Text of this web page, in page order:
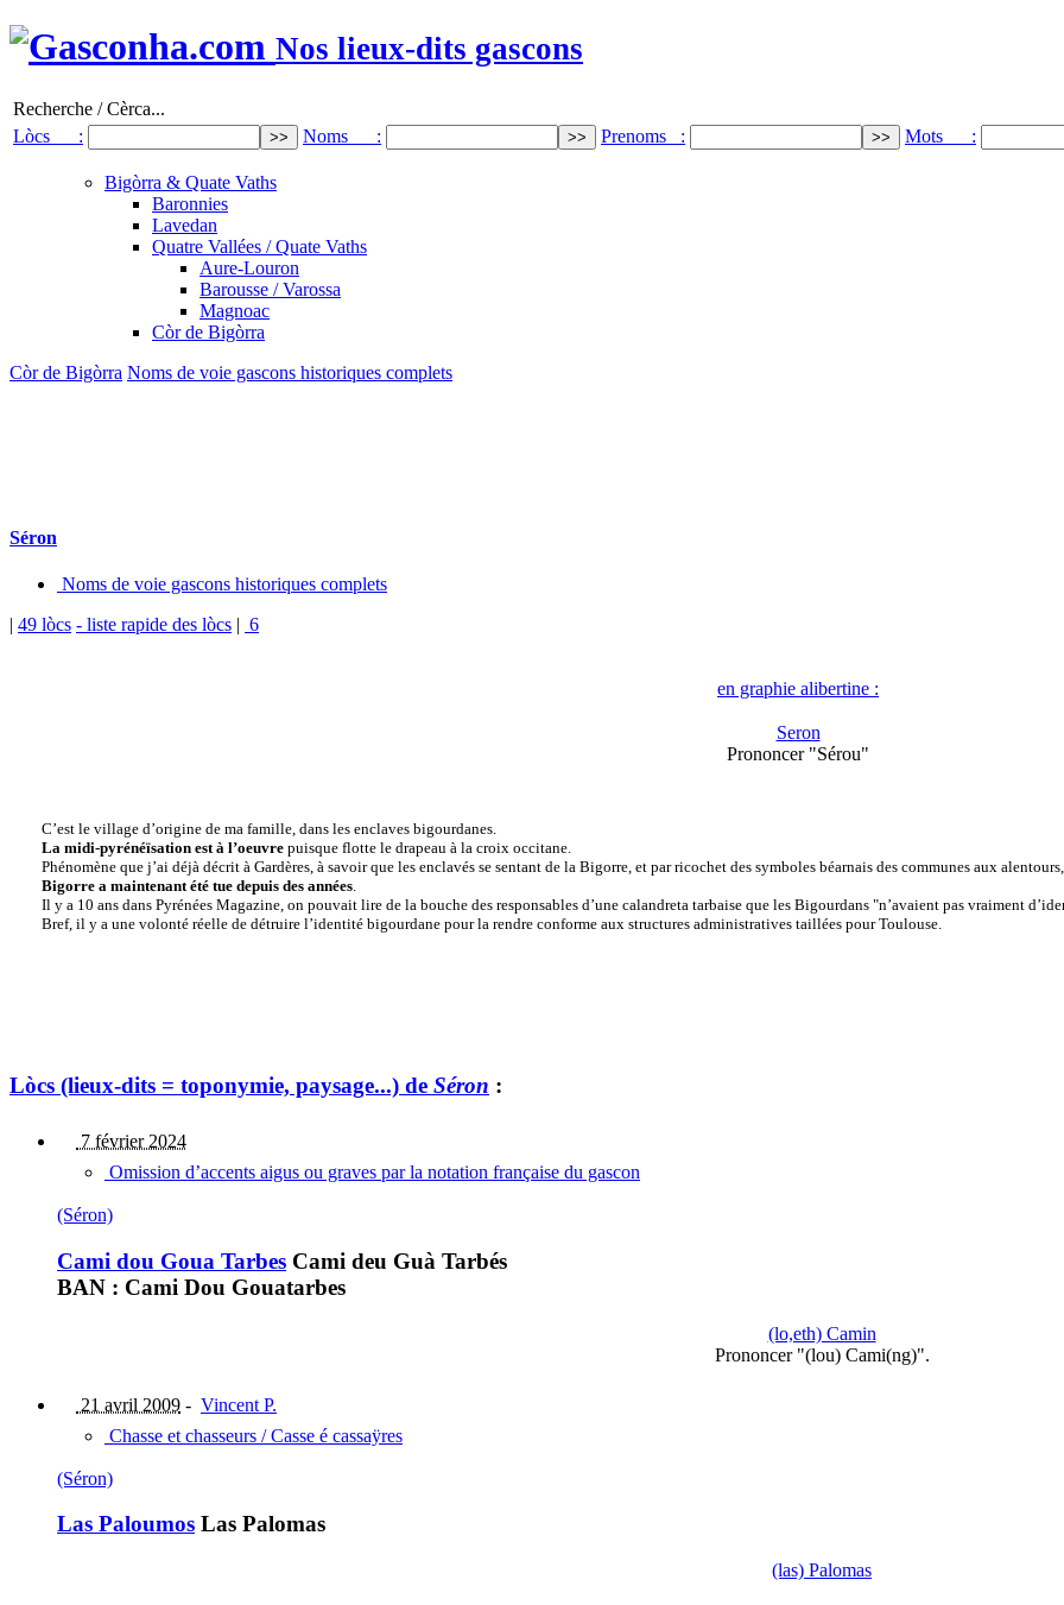
Nos lieux-dits gascons
Recherche / Cèrca...
Lòcs :
Noms : Prenoms : Mots :
Bigòrra & Quate Vaths
Baronnies
Lavedan
Quatre Vallées / Quate Vaths
Aure-Louron
Barousse / Varossa
Magnoac
Còr de Bigòrra
Còr de Bigòrra Noms de voie gascons historiques complets
Séron
Noms de voie gascons historiques complets
| 49 lòcs - liste rapide des lòcs | 6
en graphie alibertine :
Seron
Prononcer "Sérou"
C’est le village d’origine de ma famille, dans les enclaves bigourdanes.
La midi-pyrénéïsation est à l’oeuvrepuisque flotte le drapeau à la croix occitane.
Phénomène que j’ai déjà décrit à Gardères, à savoir que les enclavés se sentant de la Bigorre, et par ricochet des symboles béarnais des communes aux
Bigorre a maintenant été tue depuis des années.
Il y a 10 ans dans Pyrénées Magazine, on pouvait lire de la bouche des responsables d’une calandreta tarbaise que les Bigourdans "n’avaient pas vraiment
Bref, il y a une volonté réelle de détruire l’identité bigourdane pour la rendre conforme aux structures administratives taillées pour Toulouse.
Lòcs (lieux-dits = toponymie, paysage...) de Séron :
7 février 2024
Omission d’accents aigus ou graves par la notation française du gascon
(Séron)
Cami dou Goua Tarbes Cami deu Guà Tarbés
BAN : Cami Dou Gouatarbes
(lo,eth) Camin
Prononcer "(lou) Cami(ng)".
21 avril 2009 - Vincent P.
Chasse et chasseurs / Casse é cassaÿres
(Séron)
Las Paloumos Las Palomas
(las) Palomas